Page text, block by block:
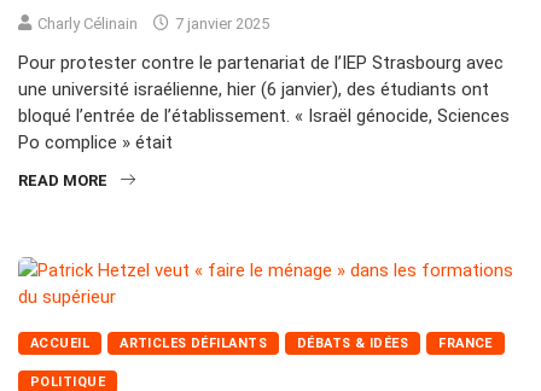
Charly Célinain 7 janvier 2025
Pour protester contre le partenariat de l’IEP Strasbourg avec
une université israélienne, hier (6 janvier), des étudiants ont
bloqué l’entrée de l’établissement. « Israël génocide, Sciences
Po complice » était
READ MORE
ACCUEIL ARTICLES DÉFILANTS DÉBATS & IDÉES FRANCE
POLITIQUE